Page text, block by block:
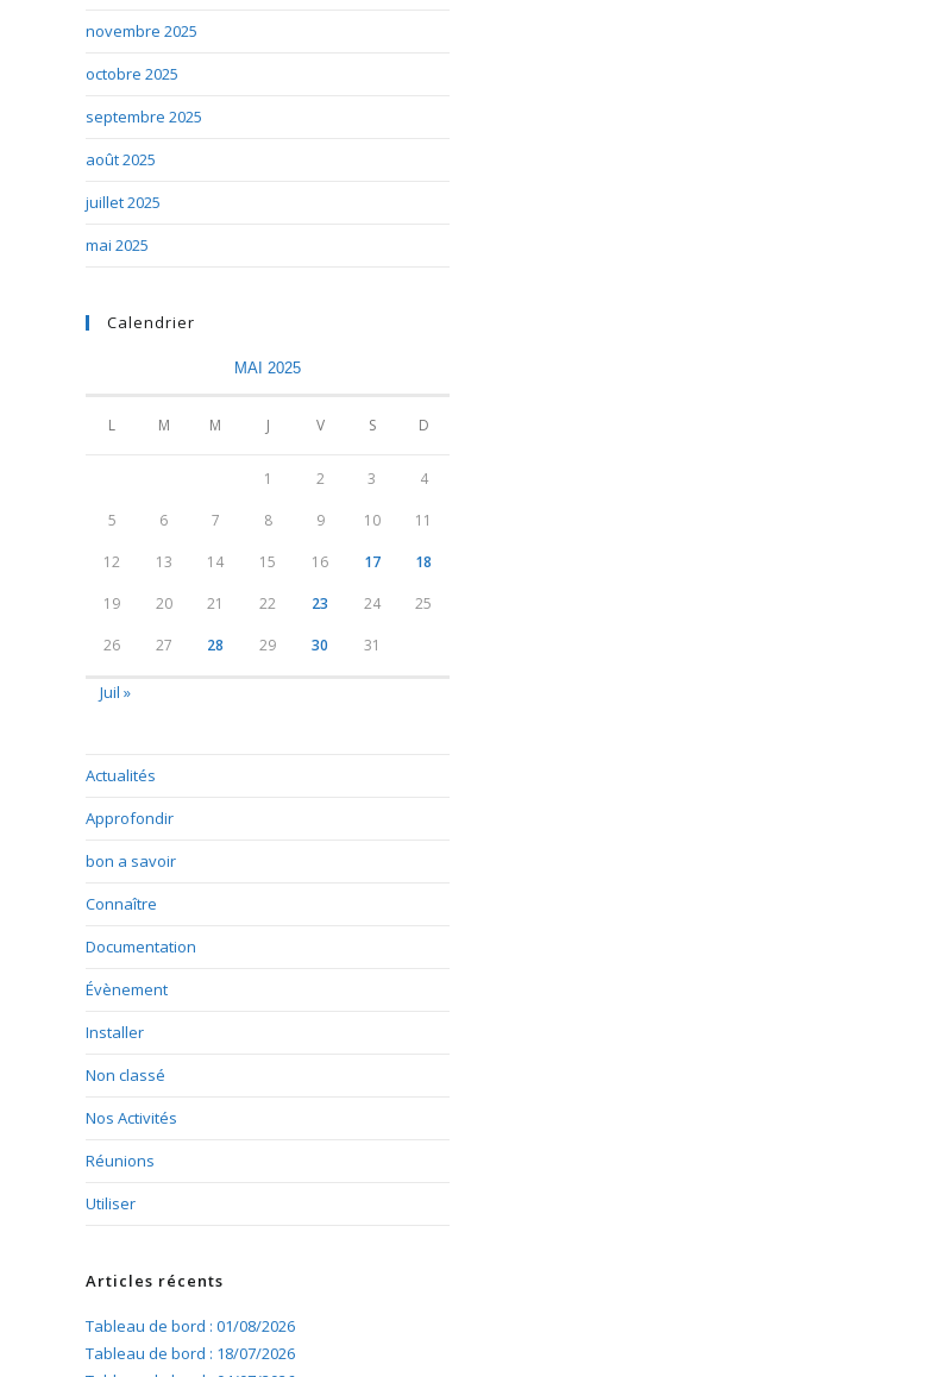
novembre 2025
octobre 2025
septembre 2025
août 2025
juillet 2025
mai 2025
Calendrier
MAI 2025
L M M J V S D
1 2 3 4
5 6 7 8 9 10 11
12 13 14 15 16 17 18
19 20 21 22 23 24 25
26 27 28 29 30 31
Juil »
Actualités
Approfondir
bon a savoir
Connaître
Documentation
Évènement
Installer
Non classé
Nos Activités
Réunions
Utiliser
Articles récents
Tableau de bord : 01/08/2026
Tableau de bord : 18/07/2026